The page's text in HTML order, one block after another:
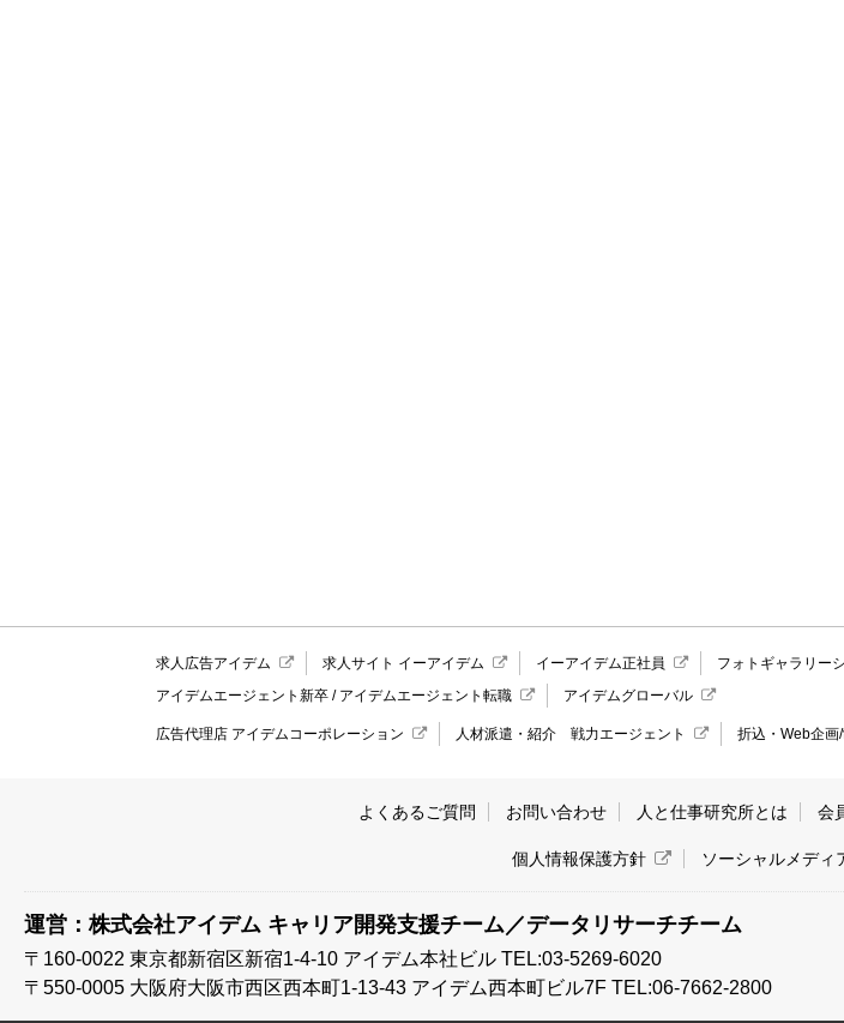
求人広告アイデム 求人サイト イーアイデム イーアイデム正社員 フォトギャラリー
アイデムエージェント新卒 / アイデムエージェント転職 アイデムグローバル
広告代理店 アイデムコーポレーション 人材派遣・紹介 戦力エージェント 折込・Web企画
よくあるご質問 お問い合わせ 人と仕事研究所とは 会
個人情報保護方針 ソーシャルメディ
運営：株式会社アイデム キャリア開発支援チーム／データリサーチチーム
〒160-0022 東京都新宿区新宿1-4-10 アイデム本社ビル TEL:03-5269-6020
〒550-0005 大阪府大阪市西区西本町1-13-43 アイデム西本町ビル7F TEL:06-7662-2800